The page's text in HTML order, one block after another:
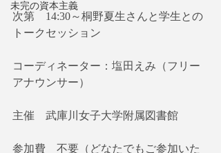
未完の資本主義
次第    14:30～桐野夏生さんと学生との
トークセッション
コーディネーター：塩田えみ（フリー
アナウンサー）
主催    武庫川女子大学附属図書館
参加費    不要（どなたでもご参加いた